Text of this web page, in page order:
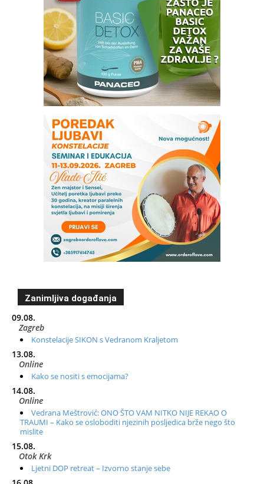
Zanimljiva događanja
09.08.
Zagreb
Konstelacije SIKON s Vedranom Kraljetom
13.08.
Online
Kako se nositi s emocijama?
14.08.
Online
Vedrana Meštrović: ONO ŠTO VAM NITKO NIJE REKAO O
TRAUMI – Kako se osloboditi njezinih posljedica brže nego što
mislite
15.08.
Otok Krk
Ljetni DOP retreat – Izvorno stanje sebe